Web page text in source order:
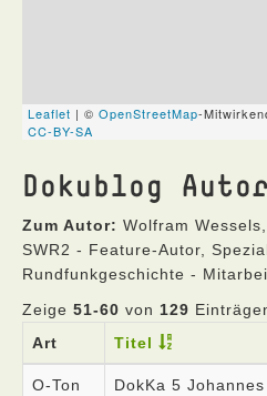
Dokublog
Zum Autor: Wolfram
SWR2 - Feature-Autor,
Rundfunkgeschichte -
Zeige 51-60 von 129
Art
Titel
O-Ton
DokKa 5 Johannes